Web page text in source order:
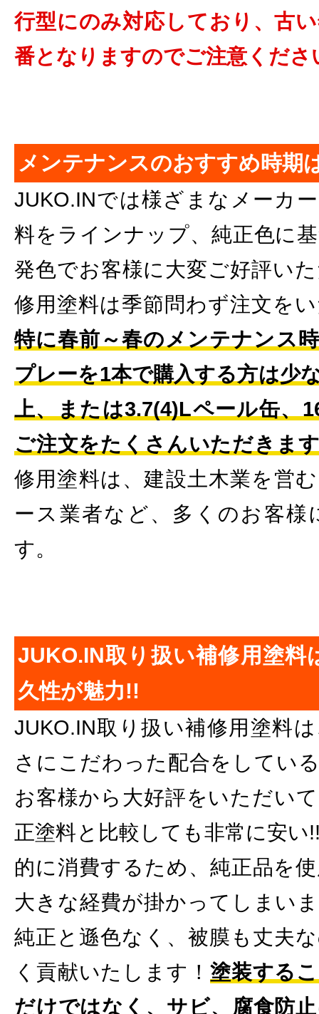
行型にのみ対応しており、古
番となりますのでご注意くださ
メンテナンスのおすすめ時期
JUKO.INでは様ざまなメーカ
料をラインナップ、純正色に
発色でお客様に大変ご好評い
修用塗料は季節問わず注文を
特に春前～春のメンテナンス
プレーを1本で購入する方は少
上、または3.7(4)Lペール缶、
ご注文をたくさんいただきま
修用塗料は、建設土木業を営
ース業者など、多くのお客様
す。
JUKO.IN取り扱い補修用塗料
久性が魅力!!
JUKO.IN取り扱い補修用塗料
さにこだわった配合をしてい
お客様から大好評をいただい
正塗料と比較しても非常に安
的に消費するため、純正品を
大きな経費が掛かってしまい
純正と遜色なく、被膜も丈夫
く貢献いたします！ 塗装する
だけではなく、サビ、腐食防